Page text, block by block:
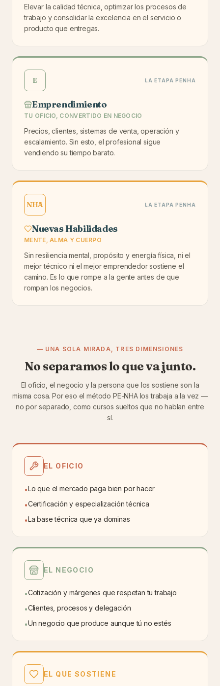
Elevar la calidad técnica, optimizar los procesos de
trabajo y consolidar la excelencia en el servicio o
producto que entregas.
E LA ETAPA PENHA
Emprendimiento
TU OFICIO, CONVERTIDO EN NEGOCIO
Precios, clientes, sistemas de venta, operación y
escalamiento. Sin esto, el profesional sigue
vendiendo su tiempo barato.
NHA LA ETAPA PENHA
Nuevas Habilidades
MENTE, ALMA Y CUERPO
Sin resiliencia mental, propósito y energía física, ni el
mejor técnico ni el mejor emprendedor sostiene el
camino. Es lo que rompe a la gente antes de que
rompan los negocios.
— UNA SOLA MIRADA, TRES DIMENSIONES
No separamos lo que va junto.
El oficio, el negocio y la persona que los sostiene son la
misma cosa. Por eso el método PE-NHA los trabaja a la vez —
no por separado, como cursos sueltos que no hablan entre
sí.
EL OFICIO
•Lo que el mercado paga bien por hacer
•Certificación y especialización técnica
•La base técnica que ya dominas
EL NEGOCIO
•Cotización y márgenes que respetan tu trabajo
•Clientes, procesos y delegación
•Un negocio que produce aunque tú no estés
EL QUE SOSTIENE